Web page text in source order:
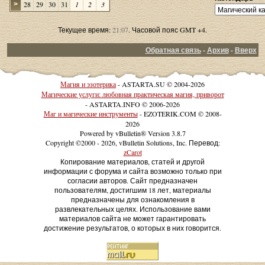
> 28 29 30 31 1 2 3
Текущее время:21:07. Часовой пояс GMT +4.
Обратная связь-Архив-Вверх
Магия и эзотерика- ASTARTA.SU © 2004-2026
Магические услуги: любовная практическая магия, приворот
- ASTARTA.INFO © 2006-2026
Маг и магические инструменты- EZOTERIK.COM © 2008-
2026
Powered by vBulletin® Version 3.8.7
Copyright ©2000 - 2026, vBulletin Solutions, Inc. Перевод:
zCarot
Копирование материалов, статей и другой
информации с форума и сайта возможно только при
согласии авторов. Сайт предназначен
пользователям, достигшим 18 лет, материалы
предназначены для ознакомления в
развлекательных целях. Использование вами
материалов сайта не может гарантировать
достижение результатов, о которых в них говорится.